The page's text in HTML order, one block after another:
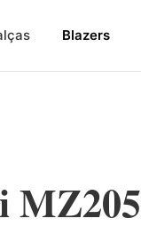
Blazers
MZ205